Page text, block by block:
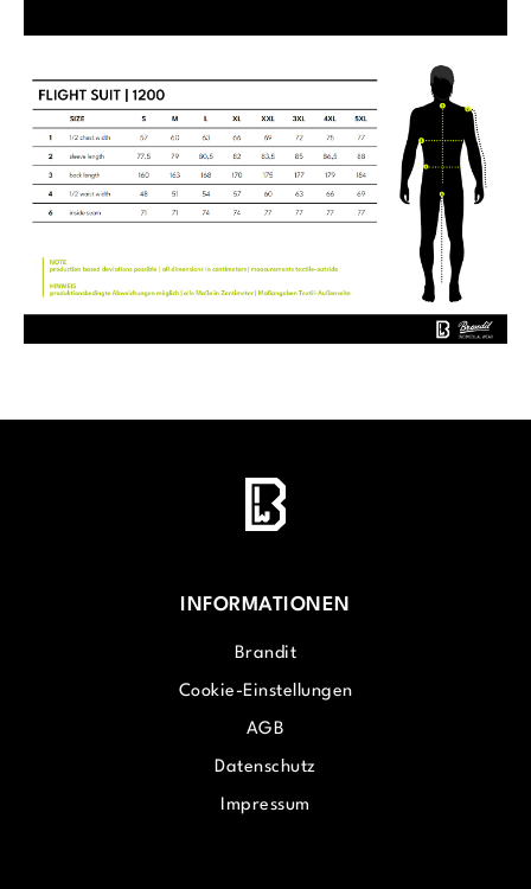
INFORMATIONEN
Brandit
Cookie-Einstellungen
AGB
Datenschutz
Impressum